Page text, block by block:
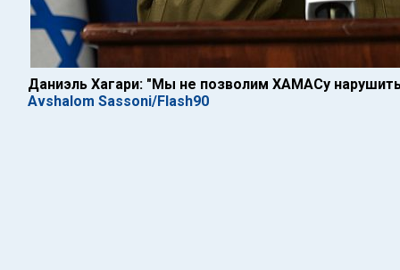
Даниэль Хагари: "Мы не позволим ХАМАСу
Avshalom Sassoni/Flash90